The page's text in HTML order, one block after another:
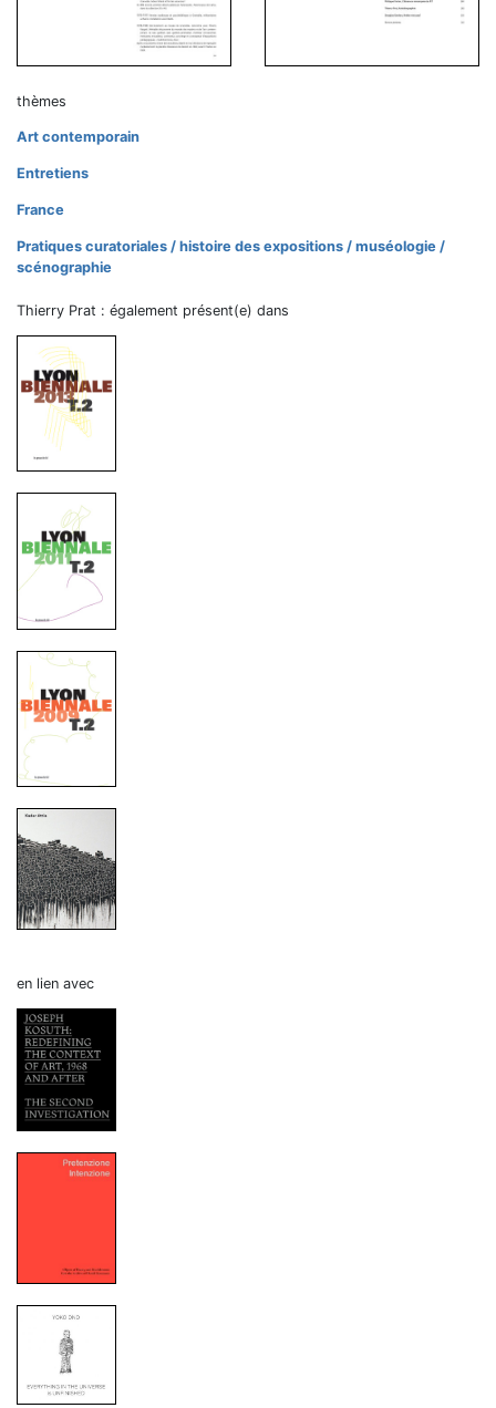
thèmes
Art contemporain
Entretiens
France
Pratiques curatoriales / histoire des expositions / muséologie /
scénographie
Thierry Prat : également présent(e) dans
en lien avec